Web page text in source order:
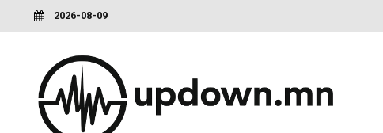
2026-08-09